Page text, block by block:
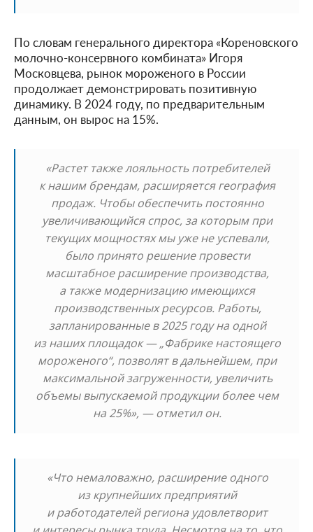
По словам генерального директора «Кореновского
молочно-консервного комбината» Игоря
Московцева, рынок мороженого в России
продолжает демонстрировать позитивную
динамику. В 2024 году, по предварительным
данным, он вырос на 15%.
«Растет также лояльность потребителей
к нашим брендам, расширяется география
продаж. Чтобы обеспечить постоянно
увеличивающийся спрос, за которым при
текущих мощностях мы уже не успевали,
было принято решение провести
масштабное расширение производства,
а также модернизацию имеющихся
производственных ресурсов. Работы,
запланированные в 2025 году на одной
из наших площадок — „Фабрике настоящего
мороженого“, позволят в дальнейшем, при
максимальной загруженности, увеличить
объемы выпускаемой продукции более чем
на 25%», — отметил он.
«Что немаловажно, расширение одного
из крупнейших предприятий
и работодателей региона удовлетворит